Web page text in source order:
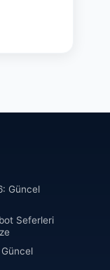
Güncel
Seferleri